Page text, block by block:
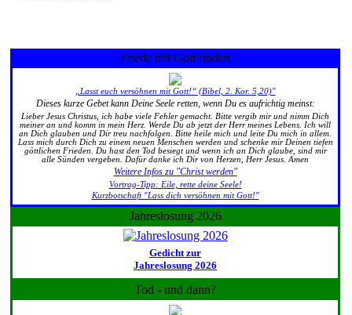
Friede mit Gott finden
„Lasst euch versöhnen mit Gott!“ (Bibel, 2. Kor. 5,20)"
Dieses kurze Gebet kann Deine Seele retten, wenn Du es aufrichtig meinst:
Lieber Jesus Christus, ich habe viele Fehler gemacht. Bitte vergib mir und nimm Dich
meiner an und komm in mein Herz. Werde Du ab jetzt der Herr meines Lebens. Ich will
an Dich glauben und Dir treu nachfolgen. Bitte heile mich und leite Du mich in allem.
Lass mich durch Dich zu einem neuen Menschen werden und schenke mir Deinen tiefen
göttlichen Frieden. Du hast den Tod besiegt und wenn ich an Dich glaube, sind mir
alle Sünden vergeben. Dafür danke ich Dir von Herzen, Herr Jesus. Amen
Weitere Infos zu "Christ werden"
Vortrag-Tipp: Eile, rette deine Seele!
Kurzbotschaft "Lass dich versöhnen mit Gott!"
Jahreslosung 2026
Gedicht zur
Jahreslosung 2026
Tod - und dann?